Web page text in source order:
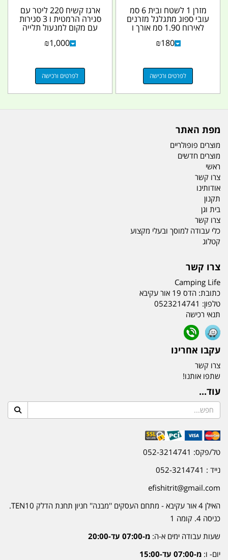
מזרן 1 לשטח ובית 6 סמ
עובי ספוג מתגלגל מזרנים
לאירוח 1.90 סמ אורך ו
₪180
לפרטים ורכישה
ארגז קשיח 220 ליטר עם
סגירה הרמטית ו 3 סגירות
עם מקום למנעול תלייה
כולל 2 גלגלים...
₪1,000
לפרטים ורכישה
מפת האתר
מוצרים פופולריים
מוצרים חדשים
ראשי
צרו קשר
אודותינו
תקנון
בית וגן
צרו קשר
כלי עבודה למוסך ובעלי מקצוע
קטלוג
צרו קשר
Camping Life
כתובת: הדס 19 אור עקיבא
טלפון: 0523214741
תנאי רכישה
עקבו אחרינו
צרו קשר
שתפו אותנו!
עוד...
טל/פקס: 052-3214741
נייד : 052-3214741
efishitrit@gmail.com
האילן 4 אור עקיבא - מתחם העסקים ''מבנה'' חניון תחנת הדלק TEN10.
כניסה 4. קומה 1
שעות עבודה ימים א-ה: מ-07:00 עד-20:00
יום- ו: מ-07:00 עד-15:00